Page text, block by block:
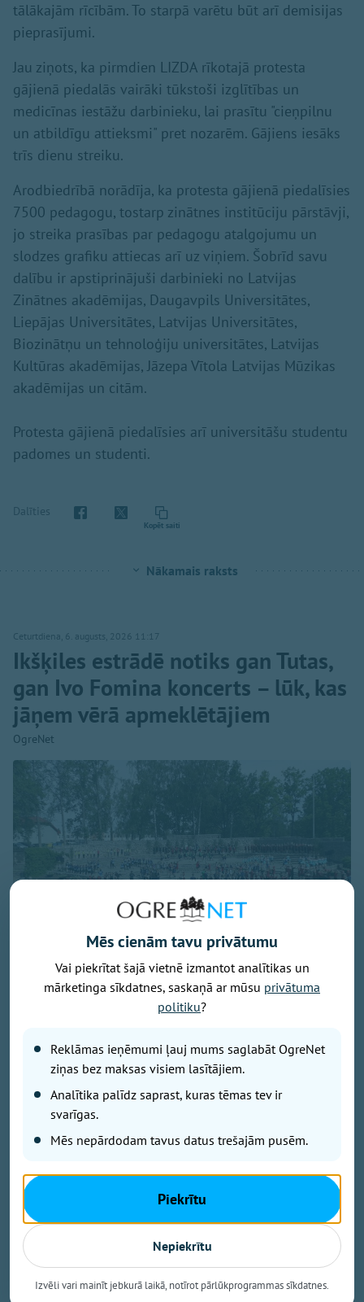
tālākajām rīcībām. To starpā varētu būt arī demisijas
pieprasījumi.
Jau ziņots, ka pirmdien LIZDA rīkotajā protesta
gājienā piedalās vairāki tūkstoši izglītības un
medicīnas iestāžu darbinieku, lai prasītu "cieņpilnu
un atbildīgu attieksmi" pret nozarēm. Gājiens iesāks
trīs dienu streiku.
Arodbiedrībā norādīja, ka protesta gājienā piedalīsies
7500 pedagogu, tostarp zinātnes institūciju pārstāvji,
jo streika prasības par pedagogu atalgojumu un
slodzes grafiku attiecas arī uz viņiem. Šobrīd savu
dalību ir apstiprinājuši darbinieki no Latvijas
Zinātnes akadēmijas, Daugavpils Universitātes,
Liepājas Universitātes, Latvijas Universitātes,
Biozinātņu un tehnoloģiju universitātes, Latvijas
Kultūras akadēmijas, Jāzepa Vītola Latvijas Mūzikas
akadēmijas un citām.
Protesta gājienā piedalīsies arī universitāšu studentu
padomes un studenti.
Dalīties
Kopēt saiti
Nākamais raksts
Ceturtdiena, 6. augusts, 2026 11:17
Ikšķiles estrādē notiks gan Tutas,
gan Ivo Fomina koncerts – lūk, kas
jāņem vērā apmeklētājiem
OgreNet
Foto: Ikšķiles tautas nams
9.augustā plkst. 12.00 Ikšķiles estrādē notiks Tutas
jaunākās programmas pirmizrāde "Vasarai pa pēdām",
leģendārais Ivo Fomins ar savu jaunāko
koncertprogrammu "Bez liekiem vārdiem". Tā kā
"Latvijas Valsts ceļi" šobrīd veic būtiskus
remontdarbus uz autoceļa A6, satiksme Ikšķiles
apkārtnē ir apgrūtināta un iespējami ilgāki
braukšanas laiki.
Aicinām savu braucienu ieplānot savlaicīgi!
Lielākās stāvvietas pieejamas:
* Birzes ielā 33A;
Mēs cienām tavu privātumu
Vai piekrītat šajā vietnē izmantot analītikas un
mārketinga sīkdatnes, saskaņā ar mūsu privātuma
politiku?
Reklāmas ieņēmumi ļauj mums saglabāt OgreNet
ziņas bez maksas visiem lasītājiem.
Analītika palīdz saprast, kuras tēmas tev ir
svarīgas.
Mēs nepārdodam tavus datus trešajām pusēm.
Piekrītu
Nepiekrītu
Izvēli vari mainīt jebkurā laikā, notīrot pārlūkprogrammas sīkdatnes.